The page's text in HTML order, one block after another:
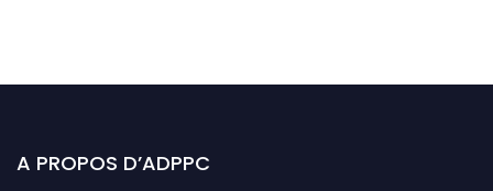
A PROPOS D’ADPPC